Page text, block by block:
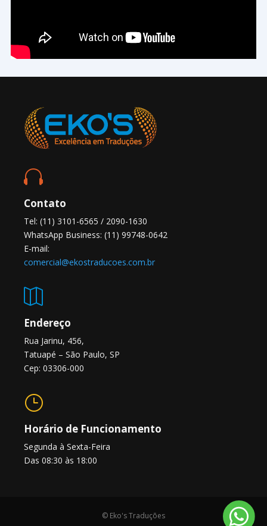

Contato
Tel: (11) 3101-6565 / 2090-1630
WhatsApp Business: (11) 99748-0642
E-mail:
comercial@ekostraducoes.com.br

Endereço
Rua Jarinu, 456,
Tatuapé – São Paulo, SP
Cep: 03306-000
}
Horário de Funcionamento
Segunda à Sexta-Feira
Das 08:30 às 18:00
© Eko's Traduções